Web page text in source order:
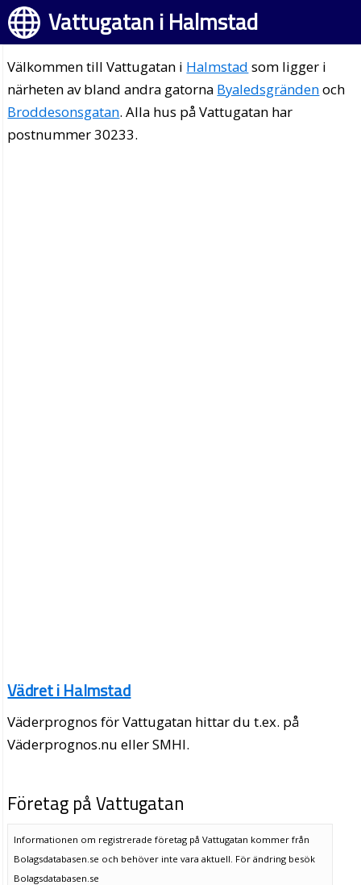
Vattugatan i Halmstad
Välkommen till Vattugatan i Halmstad som ligger i
närheten av bland andra gatorna Byaledsgrändenoch
Broddesonsgatan. Alla hus på Vattugatan har
postnummer 30233.
Vädret i Halmstad
Väderprognos för Vattugatan hittar du t.ex. på
Väderprognos.nu eller SMHI.
Företag på Vattugatan
Informationen om registrerade företag på Vattugatan kommer från
Bolagsdatabasen.se och behöver inte vara aktuell. För ändring besök
Bolagsdatabasen.se